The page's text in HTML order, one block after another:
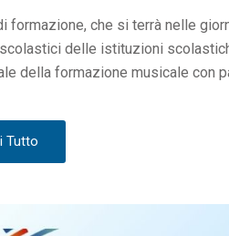
O
formazione, che si terrà nelle
delle istituzioni
della formazione musicale con
Tutto